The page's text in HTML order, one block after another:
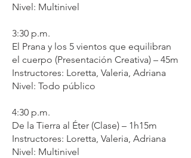
Nivel: Multinivel
3:30 p.m.
El Prana y los 5 vientos que equilibran
el cuerpo (Presentación Creativa) – 45m
Instructores: Loretta, Valeria, Adriana
Nivel: Todo público
4:30 p.m.
De la Tierra al Éter (Clase) – 1h15m
Instructores: Loretta, Valeria, Adriana
Nivel: Multinivel